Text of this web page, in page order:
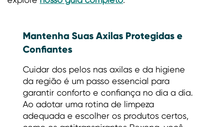
Mantenha Suas Axilas Protegidas e
Confiantes
Cuidar dos pelos nas axilas e da higiene
da região é um passo essencial para
garantir conforto e confiança no dia a dia.
Ao adotar uma rotina de limpeza
adequada e escolher os produtos certos,